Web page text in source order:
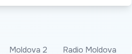
Moldova 2 Radio Moldova